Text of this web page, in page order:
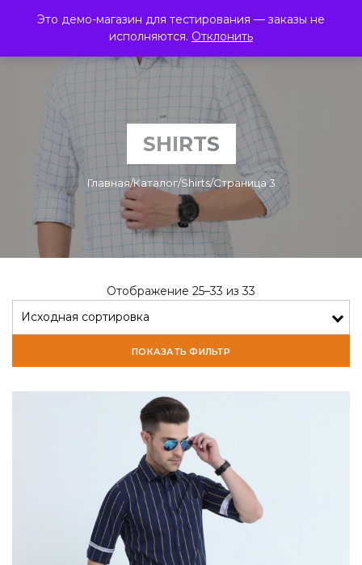
ЭкзотикФреш
0
SHIRTS
Главная/Каталог/Shirts/Страница 3
Отображение 25–33 из 33
ПОКАЗАТЬ ФИЛЬТР
Это демо-магазин для тестирования — заказы не
исполняются. Отклонить